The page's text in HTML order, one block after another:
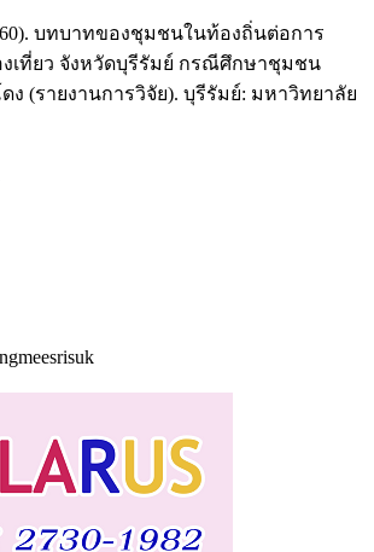
บทบาทของชุมชนในท้องถิ่นต่อการ
เที่ยว จังหวัดบุรีรัมย์ กรณีศึกษาชุมชน
ง (รายงานการวิจัย). บุรีรัมย์: มหาวิทยาลัย